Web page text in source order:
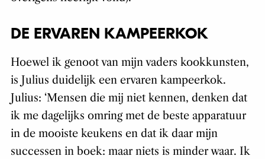
DE ERVAREN KAMPEERKOK
Hoewel ik genoot van mijn vaders kookkunsten,
is Julius duidelijk een ervaren kampeerkok.
Julius: ‘Mensen die mij niet kennen, denken dat
ik me dagelijks omring met de beste apparatuur
in de mooiste keukens en dat ik daar mijn
successen in boek: maar niets is minder waar. Ik